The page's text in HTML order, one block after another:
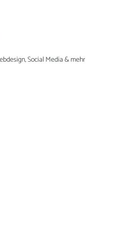
Social Media & mehr